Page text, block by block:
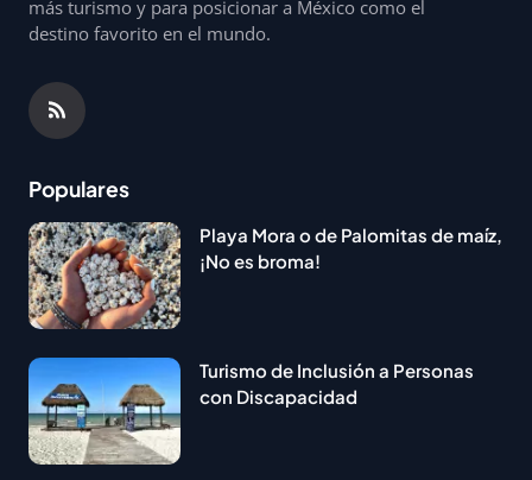
más turismo y para posicionar a México como el
destino favorito en el mundo.
Populares
Playa Mora o de Palomitas de maíz,
¡No es broma!
Turismo de Inclusión a Personas
con Discapacidad